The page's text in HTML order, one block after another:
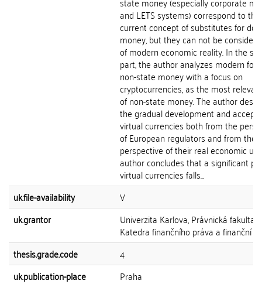
and LETS systems) correspond to the
current concept of substitutes for
money, but they can not be
of modern economic reality. In the
part, the author analyzes modern
non-state money with a focus on
cryptocurrencies, as the most
of non-state money. The author
the gradual development and
virtual currencies both from the
of European regulators and from the
perspective of their real economic
author concludes that a significant
virtual currencies falls...
uk.file-availability
V
uk.grantor
Univerzita Karlova, Právnická fakulta,
Katedra finančního práva a finanční
thesis.grade.code
4
uk.publication-place
Praha